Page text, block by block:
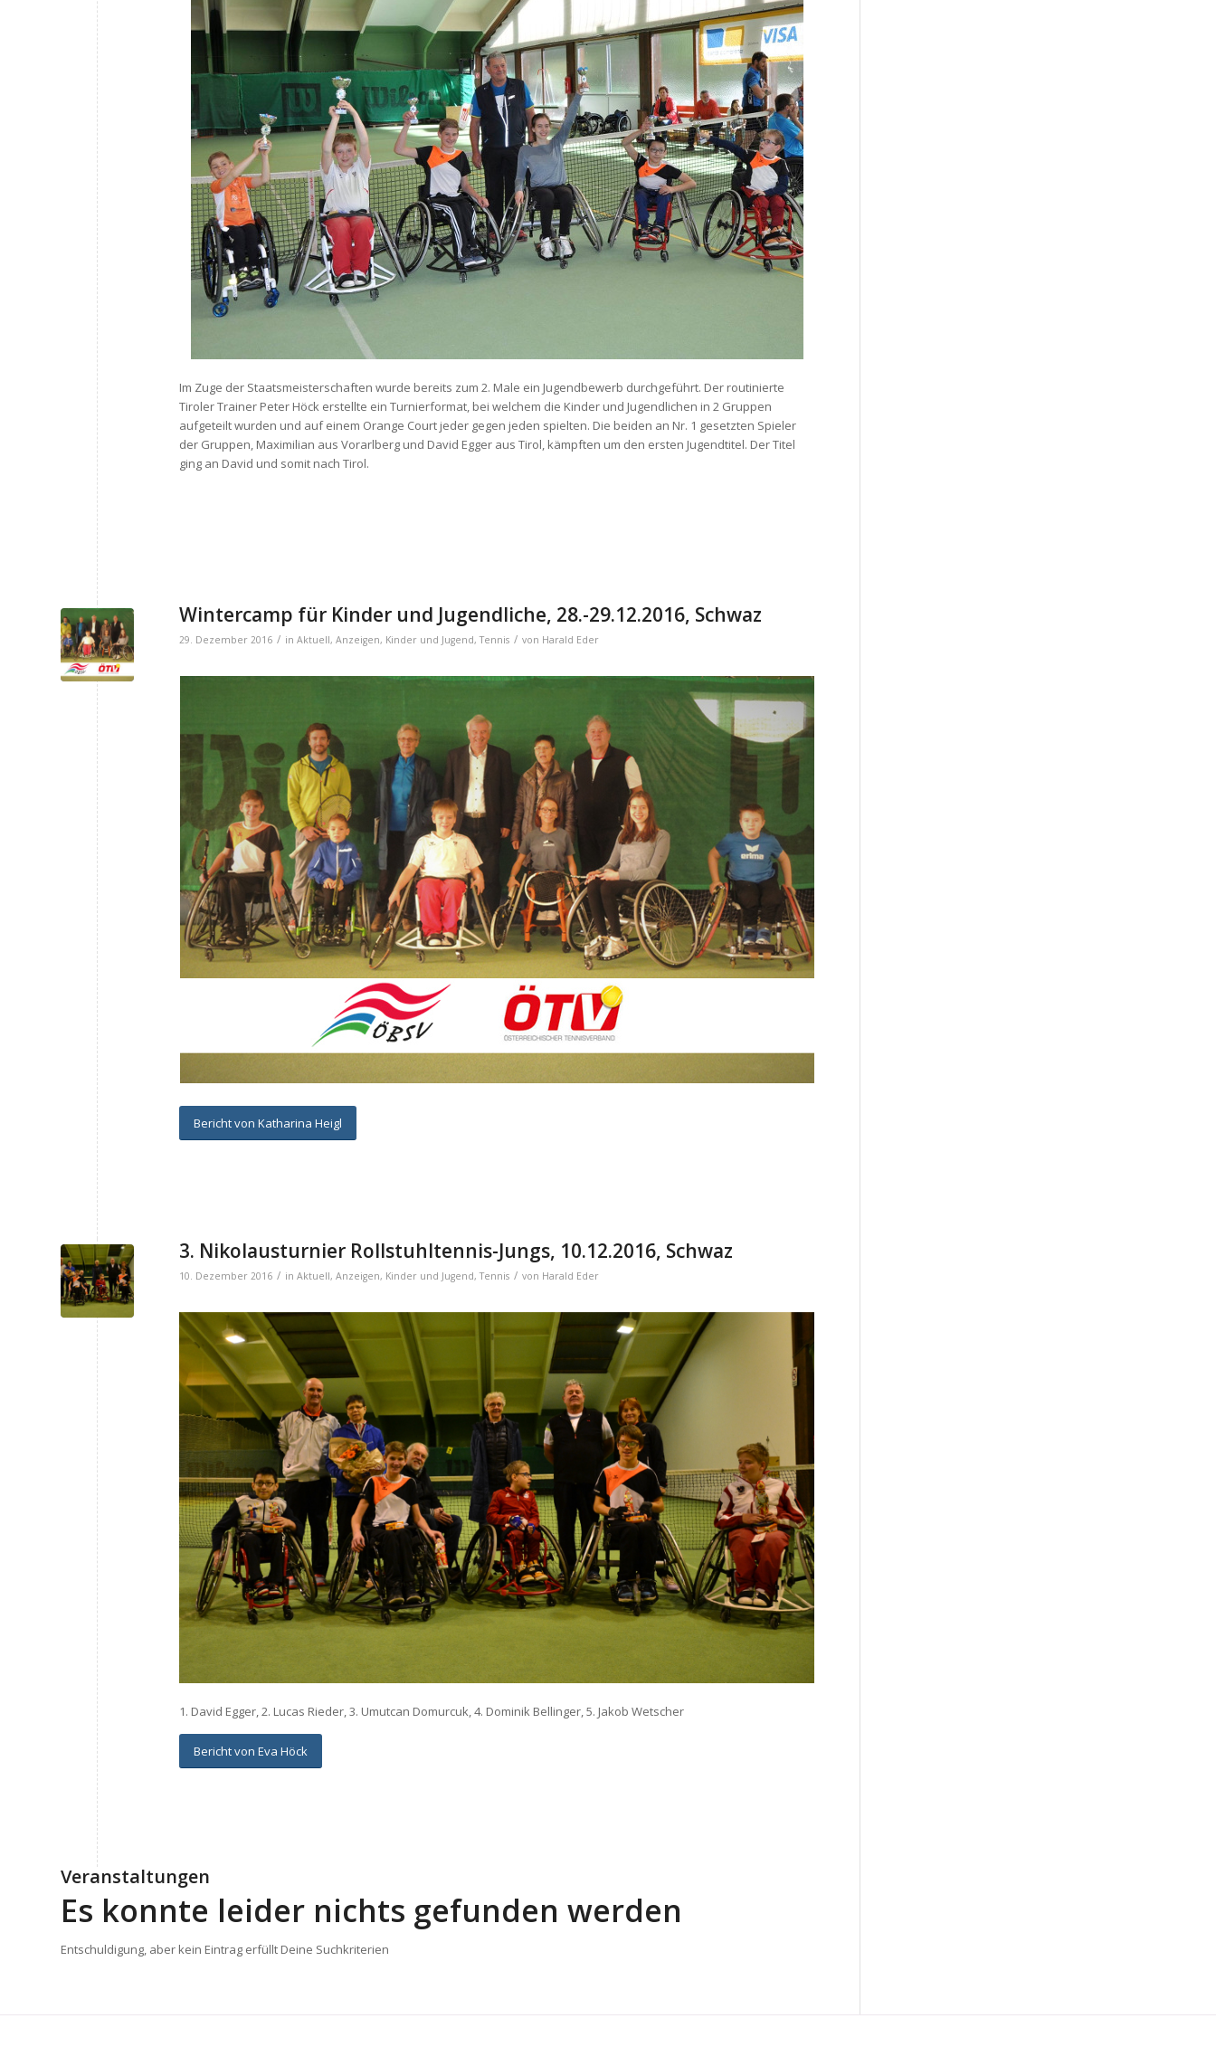
Im Zuge der Staatsmeisterschaften wurde bereits zum 2. Male ein Jugendbewerb durchgeführt. Der routinierte
Tiroler Trainer Peter Höck erstellte ein Turnierformat, bei welchem die Kinder und Jugendlichen in 2 Gruppen
aufgeteilt wurden und auf einem Orange Court jeder gegen jeden spielten. Die beiden an Nr. 1 gesetzten Spieler
der Gruppen, Maximilian aus Vorarlberg und David Egger aus Tirol, kämpften um den ersten Jugendtitel. Der Titel
ging an David und somit nach Tirol.
Wintercamp für Kinder und Jugendliche, 28.-29.12.2016, Schwaz
29. Dezember 2016 / in Aktuell, Anzeigen, Kinder und Jugend,Tennis / von Harald Eder
Bericht von Katharina Heigl
3. Nikolausturnier Rollstuhltennis-Jungs, 10.12.2016, Schwaz
10. Dezember 2016 / in Aktuell, Anzeigen, Kinder und Jugend,Tennis / von Harald Eder
1. David Egger, 2. Lucas Rieder, 3. Umutcan Domurcuk, 4. Dominik Bellinger, 5. Jakob Wetscher
Bericht von Eva Höck
Veranstaltungen
Es konnte leider nichts gefunden werden
Entschuldigung, aber kein Eintrag erfüllt Deine Suchkriterien